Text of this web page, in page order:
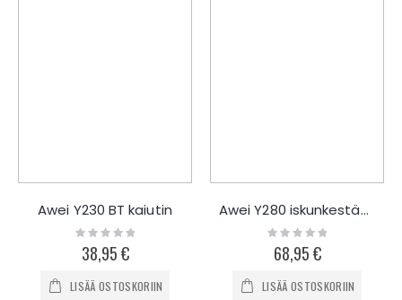
Awei Y230 BT kaiutin
Rating:
0%
38,95 €
LISÄÄ OSTOSKORIIN
Awei Y280 iskunkestävä BT kaiutin
Rating:
0%
68,95 €
LISÄÄ OSTOSKORIIN